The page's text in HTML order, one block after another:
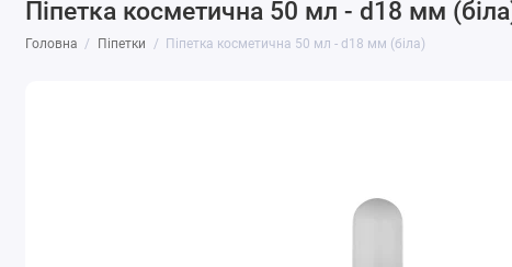
Піпетка косметична 50 мл - d18 мм
Головна Піпетки Піпетка косметична 50 мл - d18 мм (біла)